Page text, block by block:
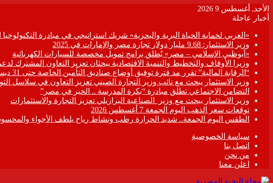
الأحد, أغسطس 9 2026
أخبار عاجلة
«العربي لحماية الحياة البرية والبحرية» شريك استراتيجي في مبادرة التكنولوجيا
وزير الاستثمار: 9.68 مليار دولار تجارة مصر والإمارات في 2025
«أبوظبي الإسلامي – مصر» يُطلق برامج تمويل مخصصة للسيارات الكهربائية
وزيرا الأوقاف والتخطيط والتنمية الاقتصادية يبحثان تعزيز التعاون المشترك
“الرقابة المالية” تقرر مد فترة توفيق أوضاع صناديق التأمين الخاصة حتى 31 ديسمبر المقبل
وزير الاستثمار يبحث مع نائب وزير التجارة الصيني تعزيز التعاون في سلاسل
التضامن الاجتماعي تطلق مبادرة “بكرة المدرسة .. الخير في مصر”
وزير الاستثمار يبحث مع وزير الصناعية البرازيلي تعزيز التجارة والاستثمارات
توقعات سعر الذهب اليوم الجمعة 7 أغسطس 2026
الطقس اليوم الجمعة.. شديد الحرارة رطب ونشاط رياح يلطف الأجواء والمحسوسة
سياسة الخصوصية
اتصل بنا
من نحن
اعلن معنا